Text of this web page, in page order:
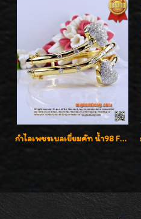
กำไลเพชรเบลเยี่ยมคัท น้ำ98 F-Color/VVS น้ำหนักเพชรรวม 3.00 กะรัต สวยไม่ซ้ำใครค่ะ